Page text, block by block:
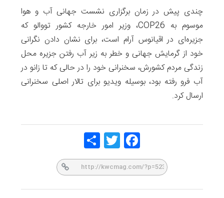
چندی پیش در زمان برگزاری نشست جهانی آب و هوا
موسوم به COP26، وزیر امور خارجه کشور تووالو که
جزیره‌ای در اقیانوس آرام است، برای نشان دادن نگرانی
خود از گرمایش جهانی و خطر به زیر آب رفتن جزیره محل
زندگی مردم کشورش، سخنرانی خود را در حالی که تا زانو در
آب فرو رفته بود، بوسیله ویدیو برای تالار اصلی سخنرانی
ارسال کرد.
Face
Twitt